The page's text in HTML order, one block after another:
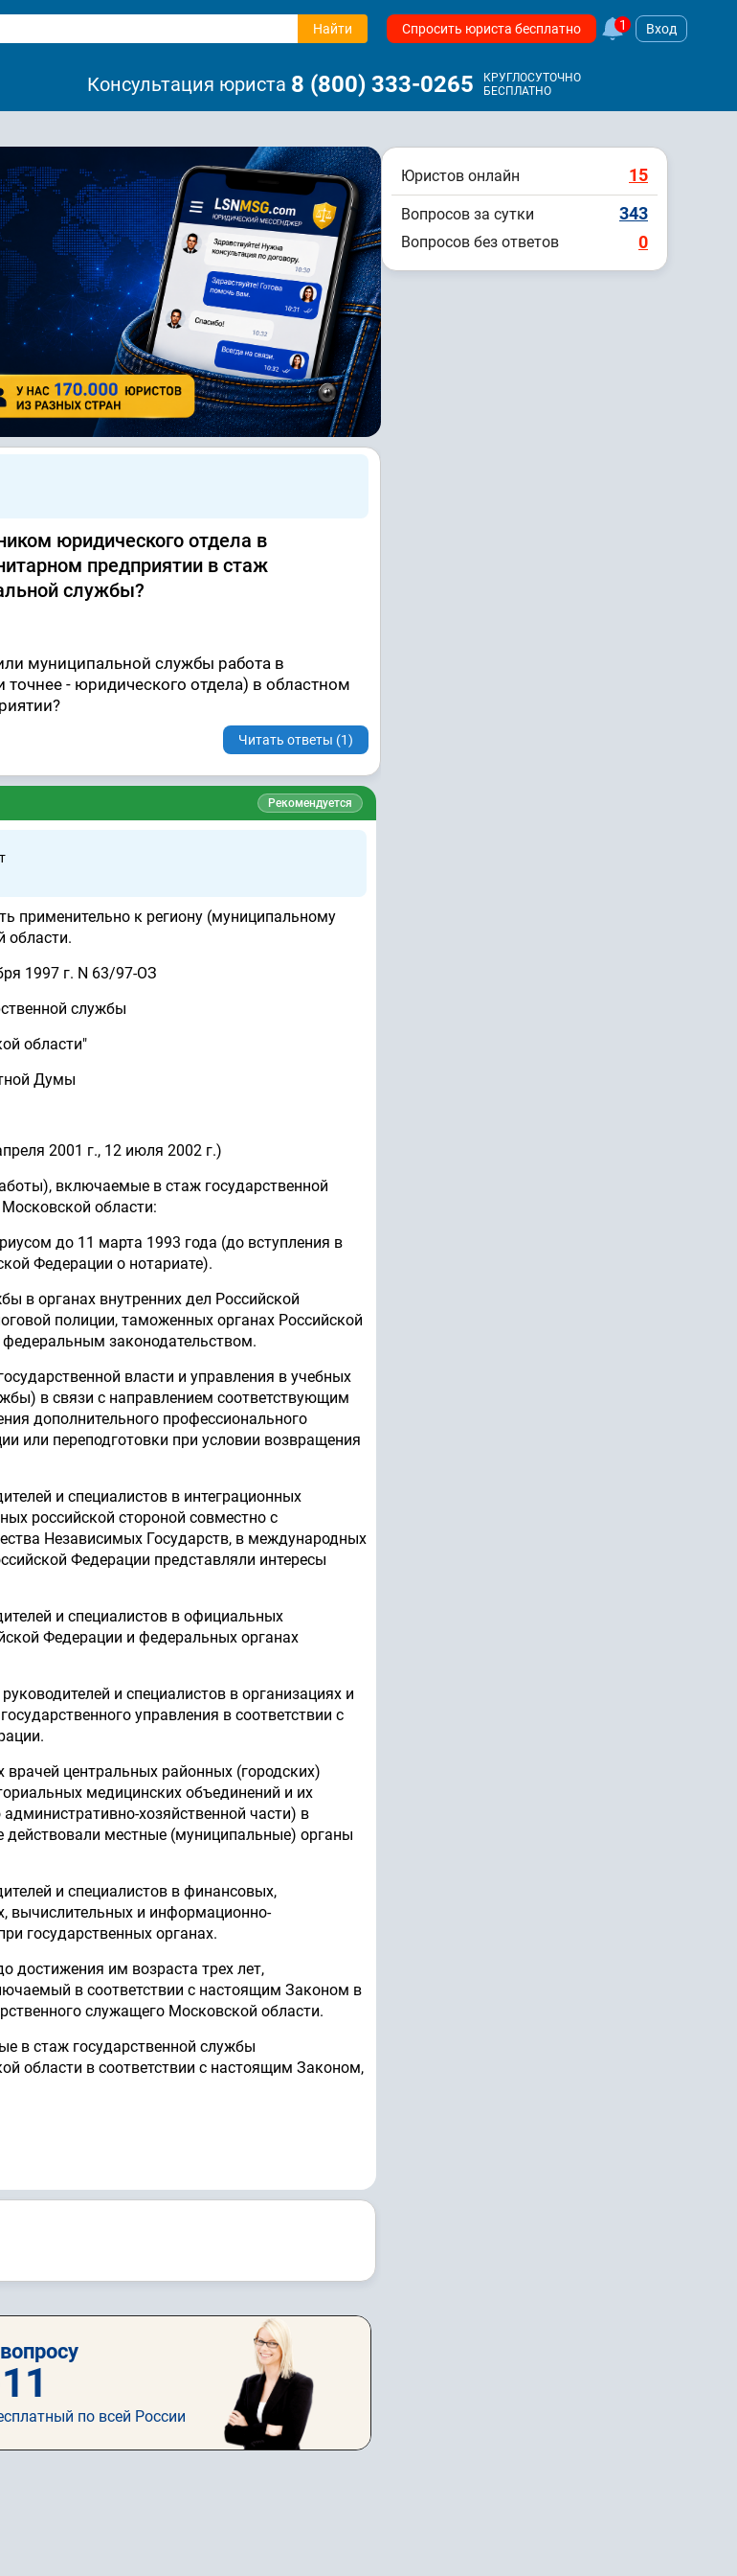
Найти Спросить юриста бесплатно 1 Вход
Консультация юриста 8 (800) 333-0265
КРУГЛОСУТОЧНО
БЕСПЛАТНО
юридического отдела в
предприятии в стаж
службы?
муниципальной службы работа в
- юридического отдела) в областном
Читать ответы (1)
Рекомендуется
применительно к региону (муниципальному
области.
1997 г. N 63/97-ОЗ
службы
области"
Думы
2001 г., 12 июля 2002 г.)
включаемые в стаж государственной
области:
до 11 марта 1993 года (до вступления в
Федерации о нотариате).
в органах внутренних дел Российской
полиции, таможенных органах Российской
законодательством.
власти и управления в учебных
в связи с направлением соответствующим
дополнительного профессионального
или переподготовки при условии возвращения
и специалистов в интеграционных
российской стороной совместно с
Независимых Государств, в международных
Федерации представляли интересы
и специалистов в официальных
Федерации и федеральных органах
и специалистов в организациях и
управления в соответствии с
центральных районных (городских)
медицинских объединений и их
хозяйственной части) в
действовали местные (муниципальные) органы
и специалистов в финансовых,
вычислительных и информационно-
государственных органах.
достижения им возраста трех лет,
в соответствии с настоящим Законом в
служащего Московской области.
в стаж государственной службы
области в соответствии с настоящим Законом,
по всей России
Юристов онлайн 15
Вопросов за сутки 343
Вопросов без ответов 0